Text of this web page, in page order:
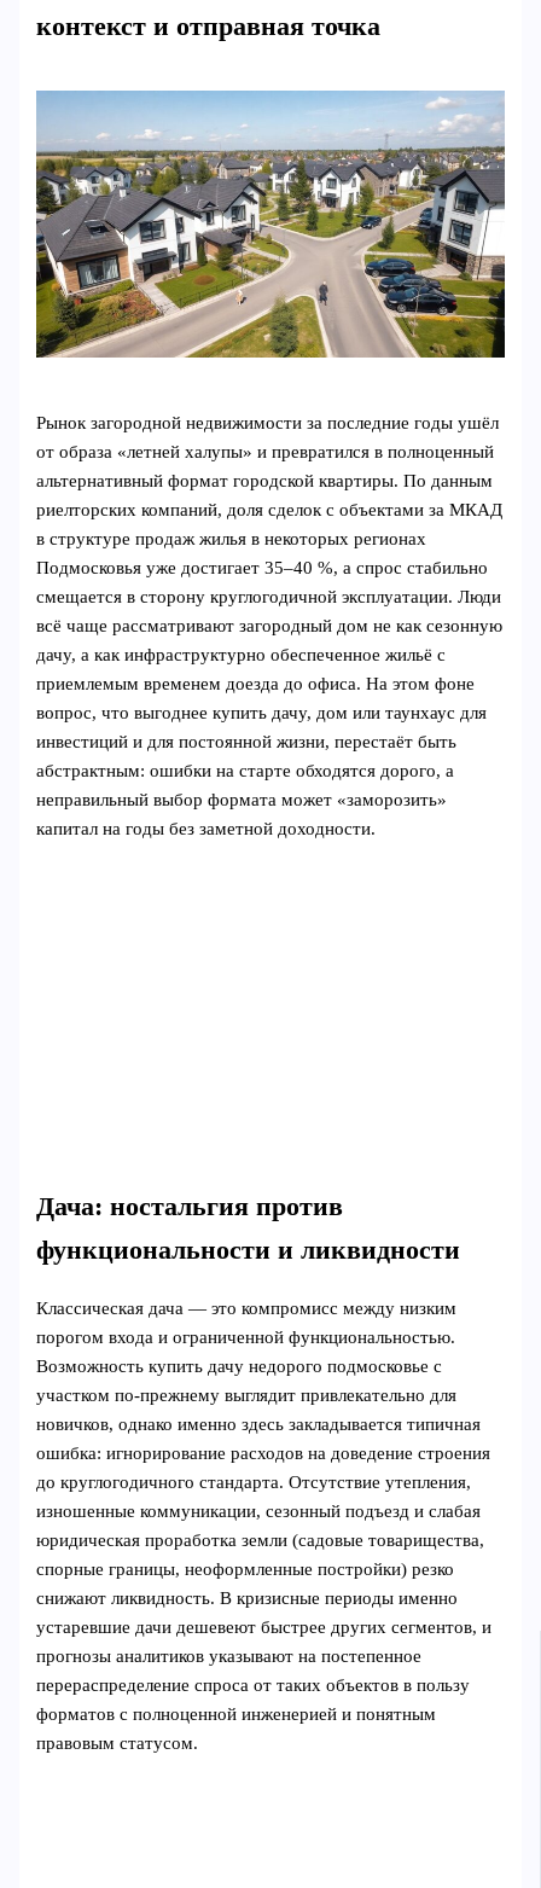
контекст и отправная точка
Рынок загородной недвижимости за последние годы ушёл
от образа «летней халупы» и превратился в полноценный
альтернативный формат городской квартиры. По данным
риелторских компаний, доля сделок с объектами за МКАД
в структуре продаж жилья в некоторых регионах
Подмосковья уже достигает 35–40 %, а спрос стабильно
смещается в сторону круглогодичной эксплуатации. Люди
всё чаще рассматривают загородный дом не как сезонную
дачу, а как инфраструктурно обеспеченное жильё с
приемлемым временем доезда до офиса. На этом фоне
вопрос, что выгоднее купить дачу, дом или таунхаус для
инвестиций и для постоянной жизни, перестаёт быть
абстрактным: ошибки на старте обходятся дорого, а
неправильный выбор формата может «заморозить»
капитал на годы без заметной доходности.
Дача: ностальгия против
функциональности и ликвидности
Классическая дача — это компромисс между низким
порогом входа и ограниченной функциональностью.
Возможность купить дачу недорого подмосковье с
участком по-прежнему выглядит привлекательно для
новичков, однако именно здесь закладывается типичная
ошибка: игнорирование расходов на доведение строения
до круглогодичного стандарта. Отсутствие утепления,
изношенные коммуникации, сезонный подъезд и слабая
юридическая проработка земли (садовые товарищества,
спорные границы, неоформленные постройки) резко
снижают ликвидность. В кризисные периоды именно
устаревшие дачи дешевеют быстрее других сегментов, и
прогнозы аналитиков указывают на постепенное
перераспределение спроса от таких объектов в пользу
форматов с полноценной инженерией и понятным
правовым статусом.